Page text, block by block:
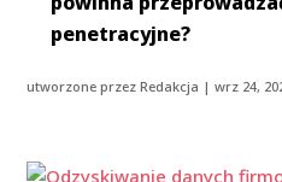
penetracyjne?
utworzone przezRedakcja |wrz 24,